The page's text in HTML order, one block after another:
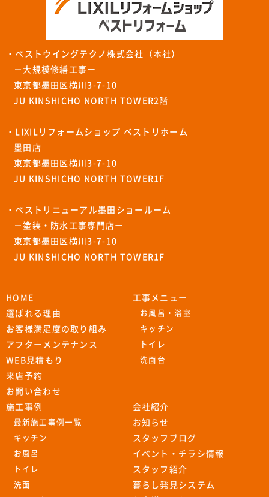
・ベストウイングテクノ株式会社（本社）
－大規模修繕工事ー
東京都墨田区横川3-7-10
JU KINSHICHO NORTH TOWER2階
・LIXILリフォームショップ ベストリホーム
墨田店
東京都墨田区横川3-7-10
JU KINSHICHO NORTH TOWER1F
・ベストリニューアル墨田ショールーム
－塗装・防水工事専門店ー
東京都墨田区横川3-7-10
JU KINSHICHO NORTH TOWER1F
HOME
選ばれる理由
お客様満足度の取り組み
アフターメンテナンス
WEB見積もり
来店予約
お問い合わせ
工事メニュー
お風呂・浴室
キッチン
トイレ
洗面台
施工事例
最新施工事例一覧
キッチン
お風呂
トイレ
洗面
会社紹介
お知らせ
スタッフブログ
イベント・チラシ情報
スタッフ紹介
暮らし発見システム